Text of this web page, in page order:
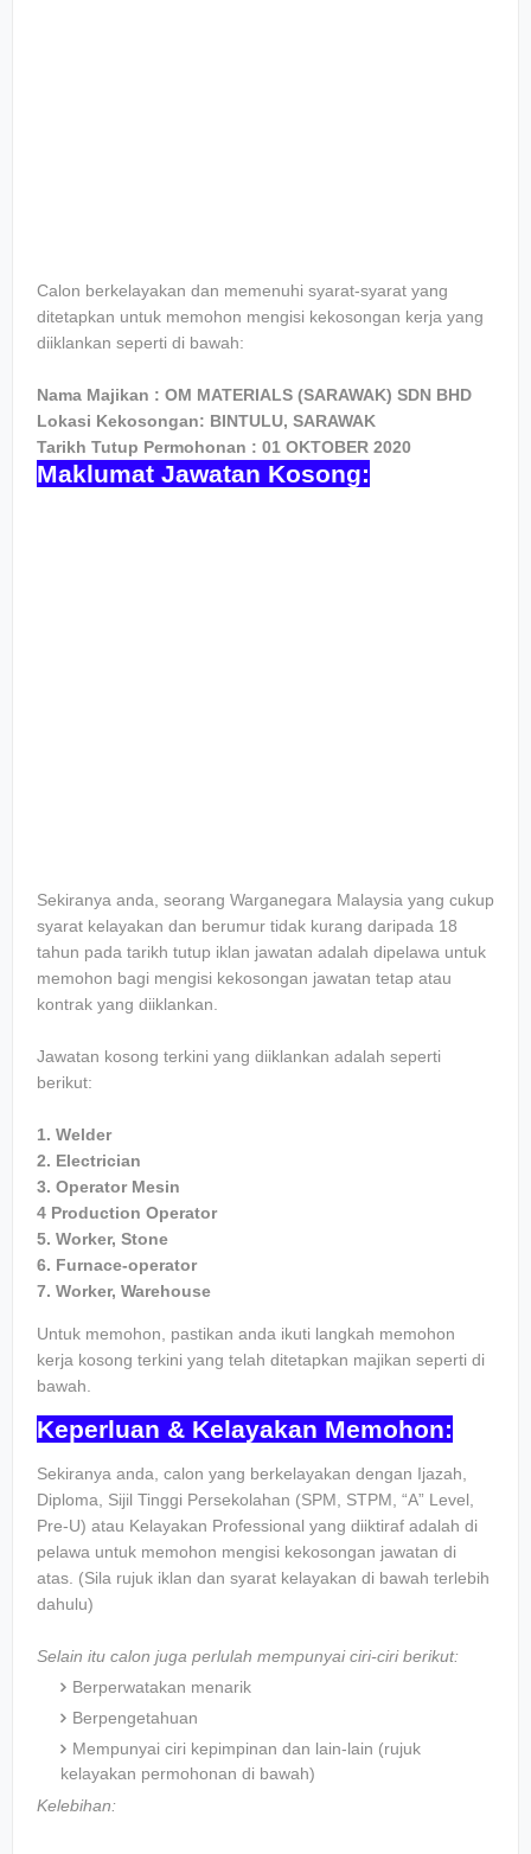
Calon berkelayakan dan memenuhi syarat-syarat yang
ditetapkan untuk memohon mengisi kekosongan kerja yang
diiklankan seperti di bawah:
Nama Majikan : OM MATERIALS (SARAWAK) SDN BHD
Lokasi Kekosongan: BINTULU, SARAWAK
Tarikh Tutup Permohonan : 01 OKTOBER 2020
Maklumat Jawatan Kosong:
Sekiranya anda, seorang Warganegara Malaysia yang cukup
syarat kelayakan dan berumur tidak kurang daripada 18
tahun pada tarikh tutup iklan jawatan adalah dipelawa untuk
memohon bagi mengisi kekosongan jawatan tetap atau
kontrak yang diiklankan.
Jawatan kosong terkini yang diiklankan adalah seperti
berikut:
1. Welder
2. Electrician
3. Operator Mesin
4 Production Operator
5. Worker, Stone
6. Furnace-operator
7. Worker, Warehouse
Untuk memohon, pastikan anda ikuti langkah memohon
kerja kosong terkini yang telah ditetapkan majikan seperti di
bawah.
Keperluan & Kelayakan Memohon:
Sekiranya anda, calon yang berkelayakan dengan Ijazah,
Diploma, Sijil Tinggi Persekolahan (SPM, STPM, “A” Level,
Pre-U) atau Kelayakan Professional yang diiktiraf adalah di
pelawa untuk memohon mengisi kekosongan jawatan di
atas. (Sila rujuk iklan dan syarat kelayakan di bawah terlebih
dahulu)
Selain itu calon juga perlulah mempunyai ciri-ciri berikut:
Berperwatakan menarik
Berpengetahuan
Mempunyai ciri kepimpinan dan lain-lain (rujuk
kelayakan permohonan di bawah)
Kelebihan: